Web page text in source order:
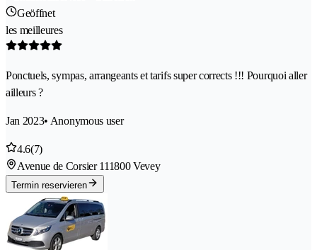
Geöffnet
les meilleures
Ponctuels, sympas, arrangeants et tarifs super corrects !!! Pourquoi aller
ailleurs ?
Jan 2023• Anonymous user
4.6(7)
Avenue de Corsier 111800 Vevey
Termin reservieren